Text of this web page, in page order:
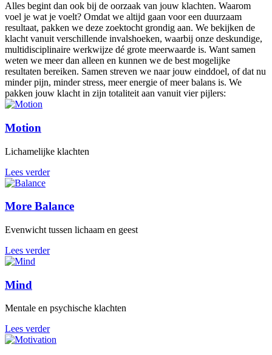
Alles begint dan ook bij de oorzaak van jouw klachten. Waarom
voel je wat je voelt? Omdat we altijd gaan voor een duurzaam
resultaat, pakken we deze zoektocht grondig aan. We bekijken de
klacht vanuit verschillende invalshoeken, waarbij onze deskundige,
multidisciplinaire werkwijze dé grote meerwaarde is. Want samen
weten we meer dan alleen en kunnen we de best mogelijke
resultaten bereiken. Samen streven we naar jouw einddoel, of dat nu
minder pijn, minder stress, meer energie of meer balans is. We
pakken jouw klacht in zijn totaliteit aan vanuit vier pijlers:
Motion
Lichamelijke klachten
Lees verder
More Balance
Evenwicht tussen lichaam en geest
Lees verder
Mind
Mentale en psychische klachten
Lees verder